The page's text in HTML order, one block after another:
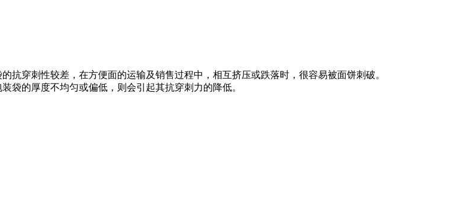
穿刺性较差，在方便面的运输及销售过程中，相互挤压或跌落时，很容易被面饼刺破。
的厚度不均匀或偏低，则会引起其抗穿刺力的降低。